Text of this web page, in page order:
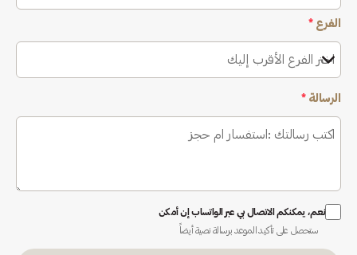
الفرع *
اختر الفرع الأقرب إليك
الرسالة *
نعم، يمكنكم الاتصال بي عبر الواتساب إن أمكن
ستحصل على تأكيد الموعد برسالة نصية أيضاً